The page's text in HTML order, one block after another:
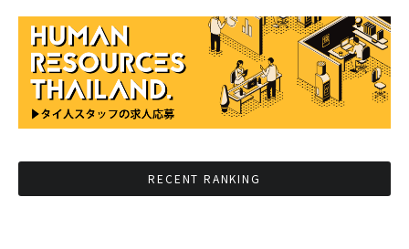
RECENT RANKING